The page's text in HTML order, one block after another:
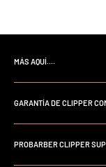
MÁS AQUÍ....
Página de inicio
Buscar
Preguntas frecuentes
Sobre nosotros
GARANTÍA DE CLIPPER
Garantía profesional
Garantía profesional
PROBARBER CLIPPER